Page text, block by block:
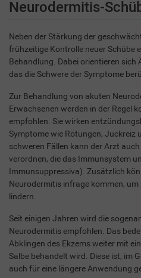
Neurodermitis-
Neben der Stärkung der
frühzeitige Kontrolle neuer Schübe
Behandlung. Dabei orientieren sich
das die Schwere der Symptome
Zur Behandlung von akuten
Erwachsenen werden in der Regel
empfohlen. Sie wirken
Symptome wie Rötungen, Juckreiz
schweren Fällen kann der Arzt
verordnen, die das Immunsystem
Immunsuppressiva). Zusätzlich
Neurodermitis infrage kommen, um
lindern.
Seit einigen Jahren wird die
Neurodermitis empfohlen. Das
Abklingen des Ekzems weiter mit
Salbe behandelt wird. Diese ist, im
auch für eine längere Anwendung